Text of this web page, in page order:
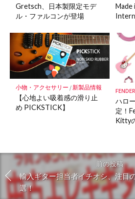
Gretsch、日本製限定モデ
ル・ファルコンが登場
Made
小物・アクセサリー /新製品情報
【心地よい吸着感の滑り止
め PICKSTICK】
FENDER
ハロ
定！
Kitty
前の投稿
輸入ギター担当者イチオシ、注目
選！